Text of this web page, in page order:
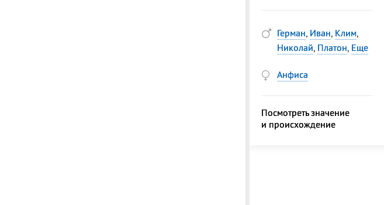
Герман, Иван, Клим,
Николай, Платон, Еще
Анфиса
Посмотреть значение
и происхождение